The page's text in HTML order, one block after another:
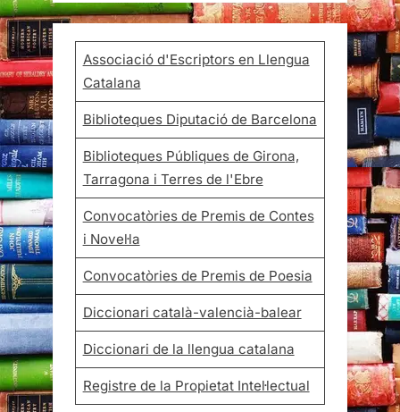
Associació d'Escriptors en Llengua
Catalana
Biblioteques Diputació de Barcelona
Biblioteques Públiques de Girona,
Tarragona i Terres de l'Ebre
Convocatòries de Premis de Contes
i Novel·la
Convocatòries de Premis de Poesia
Diccionari català-valencià-balear
Diccionari de la llengua catalana
Registre de la Propietat Intel·lectual